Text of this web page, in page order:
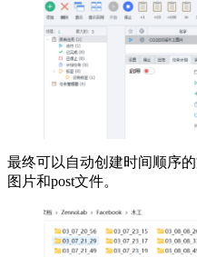
最终可以自动创建时间顺序
图片和post文件。